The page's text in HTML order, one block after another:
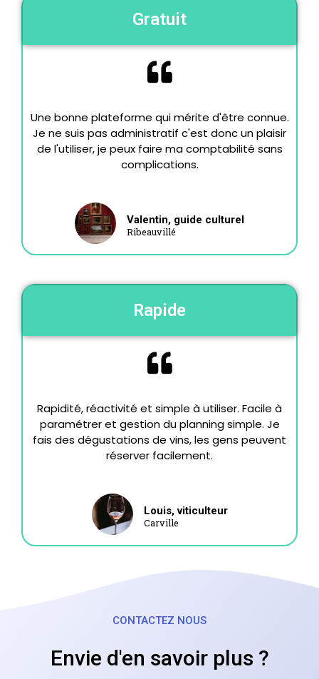
Gratuit
Une bonne plateforme qui mérite d'être connue.
Je ne suis pas administratif c'est donc un plaisir
de l'utiliser, je peux faire ma comptabilité sans
complications.
Valentin, guide culturel
Ribeauvillé
Rapide
Rapidité, réactivité et simple à utiliser. Facile à
paramétrer et gestion du planning simple. Je
fais des dégustations de vins, les gens peuvent
réserver facilement.
Louis, viticulteur
Carville
CONTACTEZ NOUS
Envie d'en savoir plus ?